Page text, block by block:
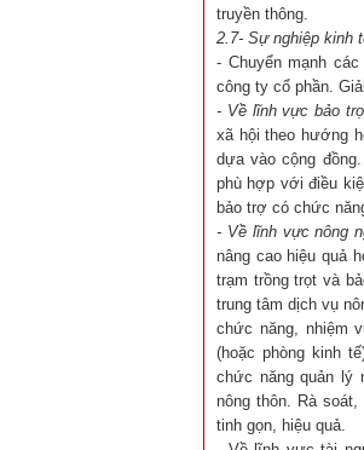
truyền thông.
2.7- Sự nghiệp kinh
- Chuyển mạnh
công ty cổ phần.
- Về lĩnh vực bảo
xã hội theo hướng
dựa vào cộng
phù hợp với điều
bảo trợ có chức
- Về lĩnh vực nông
nâng cao hiệu quả
trạm trồng trọt và
trung tâm dịch vụ
chức năng, nhiệm
(hoặc phòng kinh
chức năng quản lý
nông thôn. Rà
tinh gọn, hiệu quả.